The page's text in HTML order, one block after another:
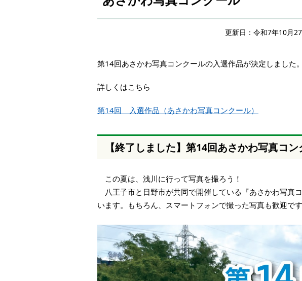
キ
て
文
へ
動
ま
更新日： 令和7年10月
第14回あさかわ写真コンクールの入選作品が決定しました。
詳しくはこちら
第14回 入選作品（あさかわ写真コンクール）
【終了しました】第14回あさかわ写真
この夏は、浅川に行って写真を撮ろう！
八王子市と日野市が共同で開催している『あさかわ写真
います。もちろん、スマートフォンで撮った写真も歓迎です